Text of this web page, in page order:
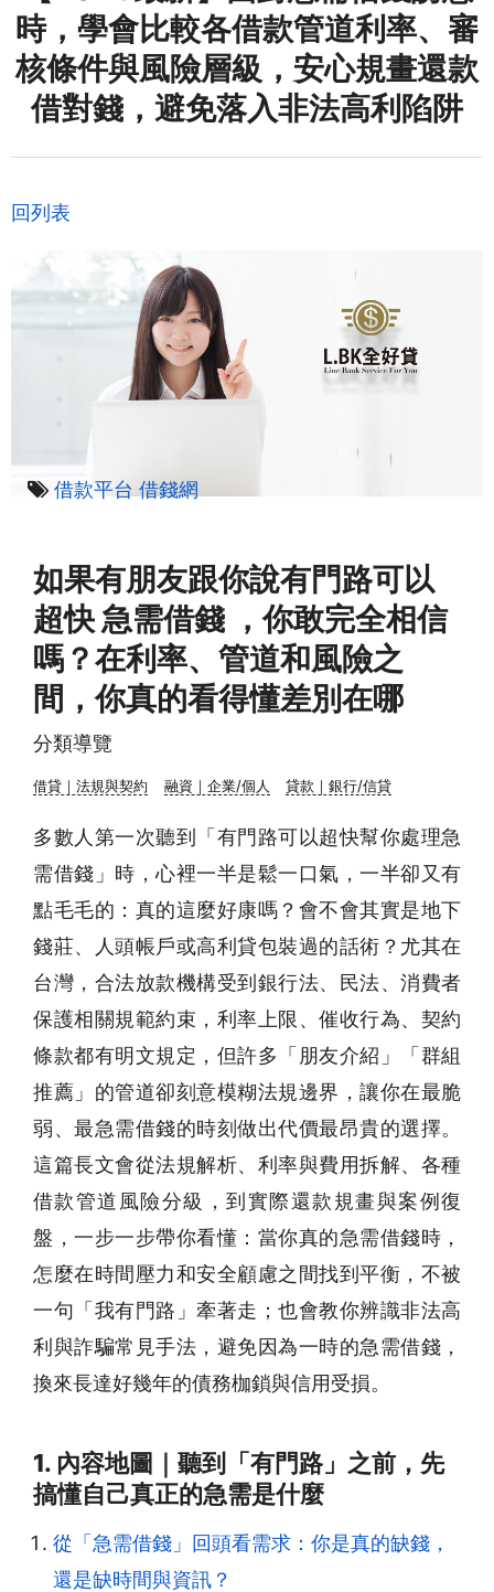
時，學會比較各借款管道利率、審
核條件與風險層級，安心規畫還款
借對錢，避免落入非法高利陷阱
回列表
借款平台 借錢網
如果有朋友跟你說有門路可以
超快 急需借錢 ，你敢完全相信
嗎？在利率、管道和風險之
間，你真的看得懂差別在哪
分類導覽
借貸｜法規與契約 融資｜企業/個人 貸款｜銀行/信貸
多數人第一次聽到「有門路可以超快幫你處理急
需借錢 」時，心裡一半是鬆一口氣，一半卻又有
點毛毛的：真的這麼好康嗎？會不會其實是地下
錢莊、人頭帳戶或高利貸包裝過的話術？尤其在
台灣，合法放款機構受到銀行法、民法、消費者
保護相關規範約束，利率上限、催收行為、契約
條款都有明文規定，但許多「朋友介紹」「群組
推薦」的管道卻刻意模糊法規邊界，讓你在最脆
弱、最急需借錢的時刻做出代價最昂貴的選擇。
這篇長文會從法規解析、利率與費用拆解、各種
借款管道風險分級，到實際還款規畫與案例復
盤，一步一步帶你看懂：當你真的急需借錢時，
怎麼在時間壓力和安全顧慮之間找到平衡，不被
一句「我有門路」牽著走；也會教你辨識非法高
利與詐騙常見手法，避免因為一時的急需借錢 ，
換來長達好幾年的債務枷鎖與信用受損。
1. 內容地圖｜聽到「有門路」之前，先
搞懂自己真正的急需是什麼
從「急需借錢」回頭看需求：你是真的缺錢，
還是缺時間與資訊？